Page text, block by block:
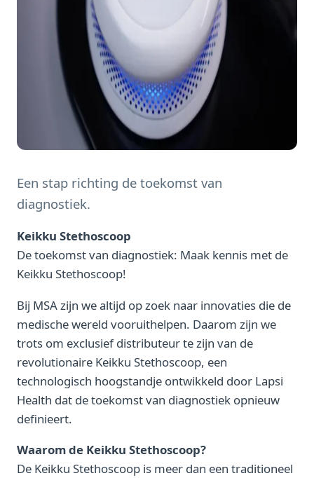
Een stap richting de toekomst van
diagnostiek.
Keikku Stethoscoop
De toekomst van diagnostiek: Maak kennis met de
Keikku Stethoscoop!
Bij MSA zijn we altijd op zoek naar innovaties die de
medische wereld vooruithelpen. Daarom zijn we
trots om exclusief distributeur te zijn van de
revolutionaire Keikku Stethoscoop, een
technologisch hoogstandje ontwikkeld door Lapsi
Health dat de toekomst van diagnostiek opnieuw
definieert.
Waarom de Keikku Stethoscoop?
De Keikku Stethoscoop is meer dan een traditioneel